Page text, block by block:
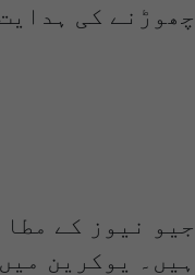
چھوڑنے کی
ہیں۔ یوکرین